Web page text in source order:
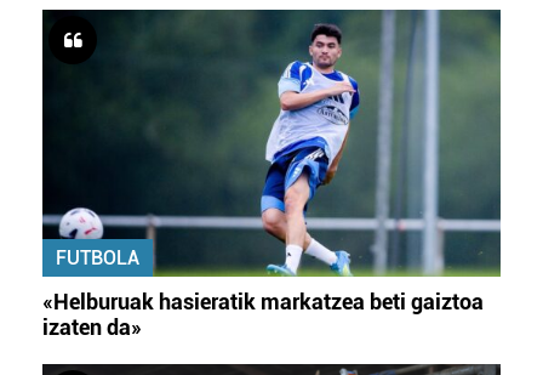
FUTBOLA
«Helburuak hasieratik markatzea beti gaiztoa
izaten da»